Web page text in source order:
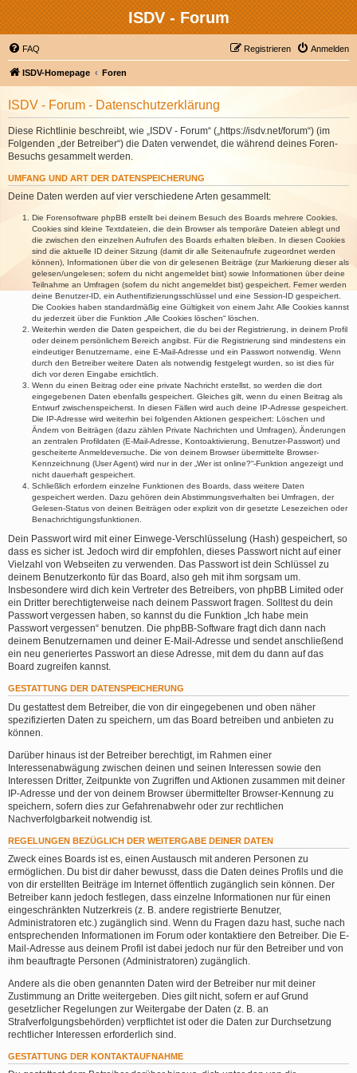
ISDV - Forum
FAQ Anmelden
Registrieren
ISDV-Homepage Foren
ISDV - Forum - Datenschutzerklärung
Diese Richtlinie beschreibt, wie „ISDV - Forum“ („https://isdv.net/forum“) (im
Folgenden „der Betreiber“) die Daten verwendet, die während deines Foren-
Besuchs gesammelt werden.
UMFANG UND ART DER DATENSPEICHERUNG
Deine Daten werden auf vier verschiedene Arten gesammelt:
Die Forensoftware phpBB erstellt bei deinem Besuch des Boards mehrere Cookies.
Cookies sind kleine Textdateien, die dein Browser als temporäre Dateien ablegt und
die zwischen den einzelnen Aufrufen des Boards erhalten bleiben. In diesen Cookies
sind die aktuelle ID deiner Sitzung (damit dir alle Seitenaufrufe zugeordnet werden
können), Informationen über die von dir gelesenen Beiträge (zur Markierung dieser als
gelesen/ungelesen; sofern du nicht angemeldet bist) sowie Informationen über deine
Teilnahme an Umfragen (sofern du nicht angemeldet bist) gespeichert. Ferner werden
deine Benutzer-ID, ein Authentifizierungsschlüssel und eine Session-ID gespeichert.
Die Cookies haben standardmäßig eine Gültigkeit von einem Jahr. Alle Cookies kannst
du jederzeit über die Funktion „Alle Cookies löschen“ löschen.
Weiterhin werden die Daten gespeichert, die du bei der Registrierung, in deinem Profil
oder deinem persönlichem Bereich angibst. Für die Registrierung sind mindestens ein
eindeutiger Benutzername, eine E-Mail-Adresse und ein Passwort notwendig. Wenn
durch den Betreiber weitere Daten als notwendig festgelegt wurden, so ist dies für
dich vor deren Eingabe ersichtlich.
Wenn du einen Beitrag oder eine private Nachricht erstellst, so werden die dort
eingegebenen Daten ebenfalls gespeichert. Gleiches gilt, wenn du einen Beitrag als
Entwurf zwischenspeicherst. In diesen Fällen wird auch deine IP-Adresse gespeichert.
Die IP-Adresse wird weiterhin bei folgenden Aktionen gespeichert: Löschen und
Ändern von Beiträgen (dazu zählen Private Nachrichten und Umfragen), Änderungen
an zentralen Profildaten (E-Mail-Adresse, Kontoaktivierung, Benutzer-Passwort) und
gescheiterte Anmeldeversuche. Die von deinem Browser übermittelte Browser-
Kennzeichnung (User Agent) wird nur in der „Wer ist online?“-Funktion angezeigt und
nicht dauerhaft gespeichert.
Schließlich erfordern einzelne Funktionen des Boards, dass weitere Daten
gespeichert werden. Dazu gehören dein Abstimmungsverhalten bei Umfragen, der
Gelesen-Status von deinen Beiträgen oder explizit von dir gesetzte Lesezeichen oder
Benachrichtigungsfunktionen.
Dein Passwort wird mit einer Einwege-Verschlüsselung (Hash) gespeichert, so
dass es sicher ist. Jedoch wird dir empfohlen, dieses Passwort nicht auf einer
Vielzahl von Webseiten zu verwenden. Das Passwort ist dein Schlüssel zu
deinem Benutzerkonto für das Board, also geh mit ihm sorgsam um.
Insbesondere wird dich kein Vertreter des Betreibers, von phpBB Limited oder
ein Dritter berechtigterweise nach deinem Passwort fragen. Solltest du dein
Passwort vergessen haben, so kannst du die Funktion „Ich habe mein
Passwort vergessen“ benutzen. Die phpBB-Software fragt dich dann nach
deinem Benutzernamen und deiner E-Mail-Adresse und sendet anschließend
ein neu generiertes Passwort an diese Adresse, mit dem du dann auf das
Board zugreifen kannst.
GESTATTUNG DER DATENSPEICHERUNG
Du gestattest dem Betreiber, die von dir eingegebenen und oben näher
spezifizierten Daten zu speichern, um das Board betreiben und anbieten zu
können.
Darüber hinaus ist der Betreiber berechtigt, im Rahmen einer
Interessenabwägung zwischen deinen und seinen Interessen sowie den
Interessen Dritter, Zeitpunkte von Zugriffen und Aktionen zusammen mit deiner
IP-Adresse und der von deinem Browser übermittelter Browser-Kennung zu
speichern, sofern dies zur Gefahrenabwehr oder zur rechtlichen
Nachverfolgbarkeit notwendig ist.
REGELUNGEN BEZÜGLICH DER WEITERGABE DEINER DATEN
Zweck eines Boards ist es, einen Austausch mit anderen Personen zu
ermöglichen. Du bist dir daher bewusst, dass die Daten deines Profils und die
von dir erstellten Beiträge im Internet öffentlich zugänglich sein können. Der
Betreiber kann jedoch festlegen, dass einzelne Informationen nur für einen
eingeschränkten Nutzerkreis (z. B. andere registrierte Benutzer,
Administratoren etc.) zugänglich sind. Wenn du Fragen dazu hast, suche nach
entsprechenden Informationen im Forum oder kontaktiere den Betreiber. Die E-
Mail-Adresse aus deinem Profil ist dabei jedoch nur für den Betreiber und von
ihm beauftragte Personen (Administratoren) zugänglich.
Andere als die oben genannten Daten wird der Betreiber nur mit deiner
Zustimmung an Dritte weitergeben. Dies gilt nicht, sofern er auf Grund
gesetzlicher Regelungen zur Weitergabe der Daten (z. B. an
Strafverfolgungsbehörden) verpflichtet ist oder die Daten zur Durchsetzung
rechtlicher Interessen erforderlich sind.
GESTATTUNG DER KONTAKTAUFNAHME